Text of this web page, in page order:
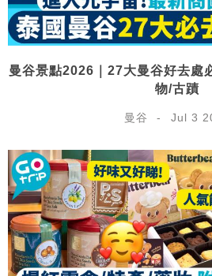
曼谷景點2026｜27大曼谷好去處
物/古蹟
曼谷 Jul 3